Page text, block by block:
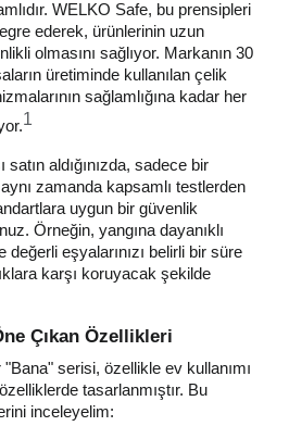
WELKO Safe, bu prensipleri
ederek, ürünlerinin uzun
olmasını sağlıyor. Markanın 30
üretiminde kullanılan çelik
sağlamlığına kadar her
1
aldığınızda, sadece bir
zamanda kapsamlı testlerden
uygun bir güvenlik
Örneğin, yangına dayanıklı
değerli eşyalarınızı belirli bir süre
karşı koruyacak şekilde
Çıkan Özellikleri
serisi, özellikle ev kullanımı
tasarlanmıştır. Bu
inceleyelim: